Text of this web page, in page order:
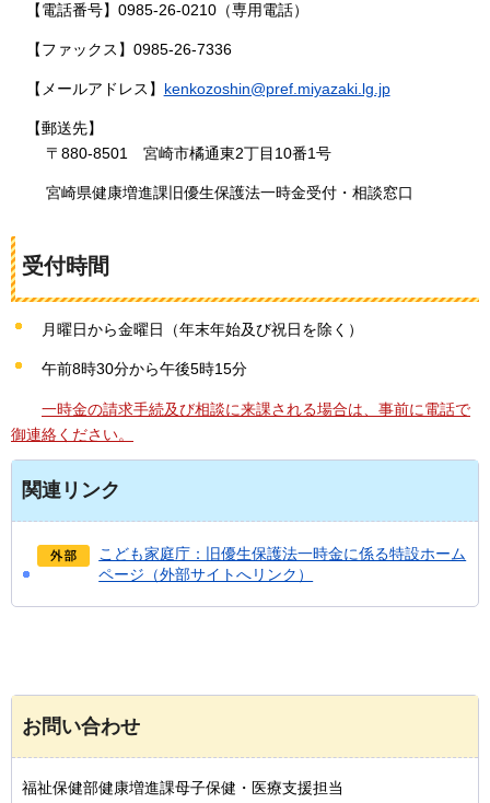
【電話番号】0985-26-0210（専用電話）
【ファックス】0985-26-7336
【メールアドレス】 kenkozoshin@pref.miyazaki.lg.jp
【郵送先】
〒880-8501
宮崎市橘通東2丁目10番1号
宮崎県健康増進課旧優生保護法一時金受付・相談窓口
受付時間
月曜日から金曜日（年末年始及び祝日を除く）
午前8時30分から午後5時15分
一時金の請求手続及び相談に来課される場合は、事前に電話で
御連絡ください。
関連リンク
こども家庭庁：旧優生保護法一時金に係る特設ホーム
ページ（外部サイトへリンク）
お問い合わせ
福祉保健部健康増進課母子保健・医療支援担当